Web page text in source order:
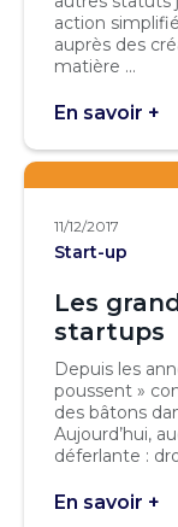
action
auprès des
matière ...
En savoir +
11/12/2017
Start-up
Les
startups
Depuis les
poussent »
des bâtons
Aujourd’hui,
déferlante :
En savoir +